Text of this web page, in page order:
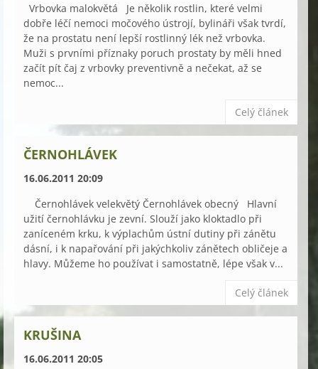
Vrbovka malokvětá Je několik rostlin, které velmi
dobře léčí nemoci močového ústrojí, bylináři však tvrdí,
že na prostatu není lepší rostlinný lék než vrbovka.
Muži s prvními příznaky poruch prostaty by měli hned
začít pít čaj z vrbovky preventivně a nečekat, až se
nemoc...
Celý článek
ČERNOHLÁVEK
16.06.2011 20:09
Černohlávek velekvětý Černohlávek obecný Hlavní
užití černohlávku je zevní. Slouží jako kloktadlo při
zaníceném krku, k výplachům ústní dutiny při zánětu
dásní, i k napařování při jakýchkoliv zánětech obličeje a
hlavy. Můžeme ho používat i samostatně, lépe však v...
Celý článek
KRUŠINA
16.06.2011 20:05